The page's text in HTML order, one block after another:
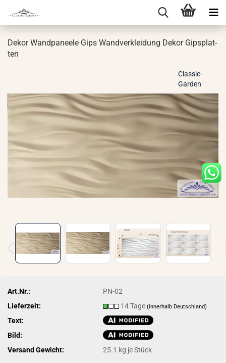
Dekor Wand­pa­nee­le Gips Wand­ver­klei­dung Dekor Gips­plat­
ten
Classic-
Garden
Art.Nr.:
PN-02
Lieferzeit:
14 Tage(innerhalb Deutschland)
Text:
Bild:
Versand Gewicht:
25.1 kg je Stück